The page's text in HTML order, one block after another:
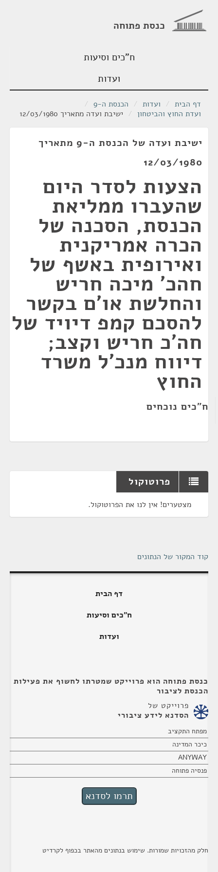
כנסת פתוחה
ח"כים וסיעות
ועדות
דף הבית / ועדות / הכנסת ה-9
/
ועדת החוץ והביטחון / ישיבת ועדה מתאריך 12/03/1980
ישיבת ועדה של הכנסת ה-9 מתאריך
12/03/1980
הצעות לסדר היום
שהעברו ממליאת
הכנסת, הסכנה של
הכרה אמריקנית
ואירופית באשף של
חהכ' מיכה חריש
והחלשת או'ם בקשר
להסכם קמפ דיויד של
חה'כ חריש וקצב;
דיווח מנכ'ל משרד
החוץ
ח"כים נוכחים
פרוטוקול
מצטערים! אין לנו את הפרוטוקול.
קוד המקור של הנתונים
דף הבית
ח"כים וסיעות
ועדות
כנסת פתוחה הוא פרוייקט שמטרתו לחשוף את פעילות
הכנסת לציבור
פרוייקט של
הסדנא לידע ציבורי
מפתח התקציב
כיכר המדינה
ANYWAY
פנסיה פתוחה
חלק מהזכויות שמורות. שימוש בנתונים מהאתר בכפוף לקרדיט